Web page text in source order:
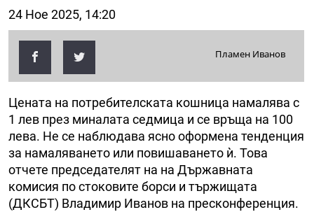
24 Ное 2025, 14:20
Пламен Иванов
Цената на потребителската кошница намалява с
1 лев през миналата седмица и се връща на 100
лева. Не се наблюдава ясно оформена тенденция
за намаляването или повишаването ѝ. Това
отчете председателят на на Държавната
комисия по стоковите борси и тържищата
(ДКСБТ) Владимир Иванов на пресконференция.